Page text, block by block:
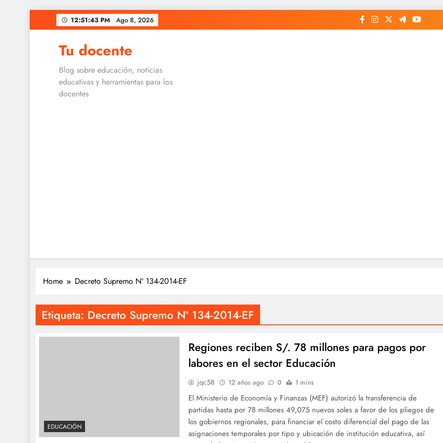
to
12:51:43 PM Ago 8, 2026
Tu docente
Blog sobre educación, noticias
educativas y herramientas para los
docentes
Home Decreto Supremo Nº 134-2014-EF
Etiqueta: Decreto Supremo Nº 134-2014-EF
EDUCACIÓN
Regiones reciben S/. 78 millones para pagos por
labores en el sector Educación
jqc58 12 años ago 0 1 mins
El Ministerio de Economía y Finanzas (MEF) autorizó la transferencia de
partidas hasta por 78 millones 49,075 nuevos soles a favor de los pliegos de
los gobiernos regionales, para financiar el costo diferencial del pago de las
asignaciones temporales por tipo y ubicación de institución educativa, así